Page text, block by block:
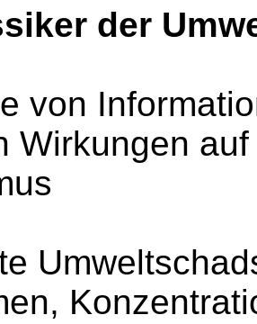
der
von
Wirkungen